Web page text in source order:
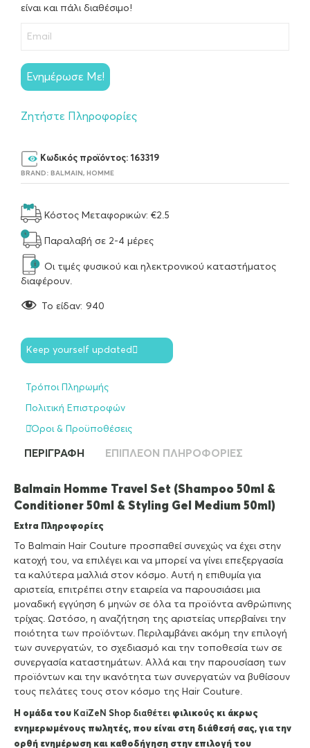
είναι και πάλι διαθέσιμο!
Ενημέρωσε Με!
Ζητήστε Πληροφορίες
Κωδικός προϊόντος: 163319
BRAND: BALMAIN , HOMME
Κόστος Μεταφορικών: €2.5
Παραλαβή σε 2-4 μέρες
Οι τιμές φυσικού και ηλεκτρονικού καταστήματος
διαφέρουν.
To είδαν: 940
Keep yourself updated
Τρόποι Πληρωμής
Πολιτική Επιστροφών
Όροι & Προϋποθέσεις
ΠΕΡΙΓΡΑΦΉ ΕΠΙΠΛΈΟΝ ΠΛΗΡΟΦΟΡΊΕΣ
Balmain Homme Travel Set (Shampoo 50ml &
Conditioner 50ml & Styling Gel Medium 50ml)
Extra Πληροφορίες
Το Balmain Hair Couture προσπαθεί συνεχώς να έχει στην
κατοχή του, να επιλέγει και να μπορεί να γίνει επεξεργασία
τα καλύτερα μαλλιά στον κόσμο. Αυτή η επιθυμία για
αριστεία, επιτρέπει στην εταιρεία να παρουσιάσει μια
μοναδική εγγύηση 6 μηνών σε όλα τα προϊόντα ανθρώπινης
τρίχας. Ωστόσο, η αναζήτηση της αριστείας υπερβαίνει την
ποιότητα των προϊόντων. Περιλαμβάνει ακόμη την επιλογή
των συνεργατών, το σχεδιασμό και την τοποθεσία των σε
συνεργασία καταστημάτων. Αλλά και την παρουσίαση των
προϊόντων και την ικανότητα των συνεργατών να βυθίσουν
τους πελάτες τους στον κόσμο της Hair Couture.
Η ομάδα του KaiZeΝ Shop διαθέτει φιλικούς κι άκρως
ενημερωμένους πωλητές, που είναι στη διάθεσή σας, για την
ορθή ενημέρωση και καθοδήγηση στην επιλογή του